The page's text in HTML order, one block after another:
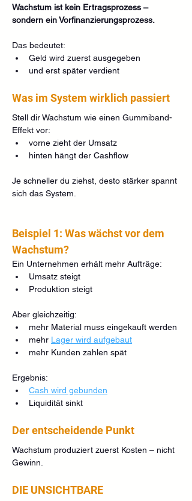
Wachstum ist kein Ertragsprozess –
sondern ein Vorfinanzierungsprozess.
Das bedeutet:
Geld wird zuerst ausgegeben
und erst später verdient
Was im System wirklich passiert
Stell dir Wachstum wie einen Gummiband-
Effekt vor:
vorne zieht der Umsatz
hinten hängt der Cashflow
Je schneller du ziehst, desto stärker spannt
sich das System.
Beispiel 1: Was wächst vor dem
Wachstum?
Ein Unternehmen erhält mehr Aufträge:
Umsatz steigt
Produktion steigt
Aber gleichzeitig:
mehr Material muss eingekauft werden
mehr Lager wird aufgebaut
mehr Kunden zahlen spät
Ergebnis:
Cash wird gebunden
Liquidität sinkt
Der entscheidende Punkt
Wachstum produziert zuerst Kosten – nicht
Gewinn.
DIE UNSICHTBARE